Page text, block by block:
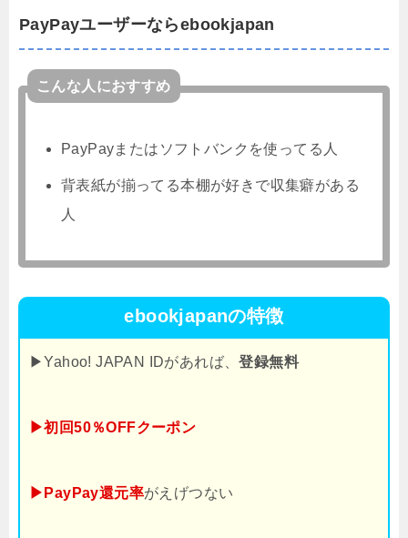
PayPayユーザーならebookjapan
こんな人におすすめ
PayPayまたはソフトバンクを使ってる人
背表紙が揃ってる本棚が好きで収集癖がある
人
ebookjapanの特徴
▶Yahoo! JAPAN IDがあれば、登録無料
▶初回50％OFFクーポン
▶PayPay還元率がえげつない